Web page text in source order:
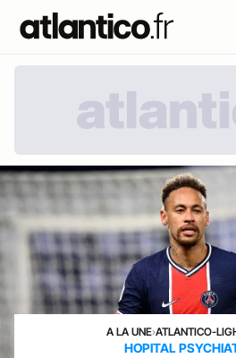
A LA UNE›ATLANTICO-
HOPITAL